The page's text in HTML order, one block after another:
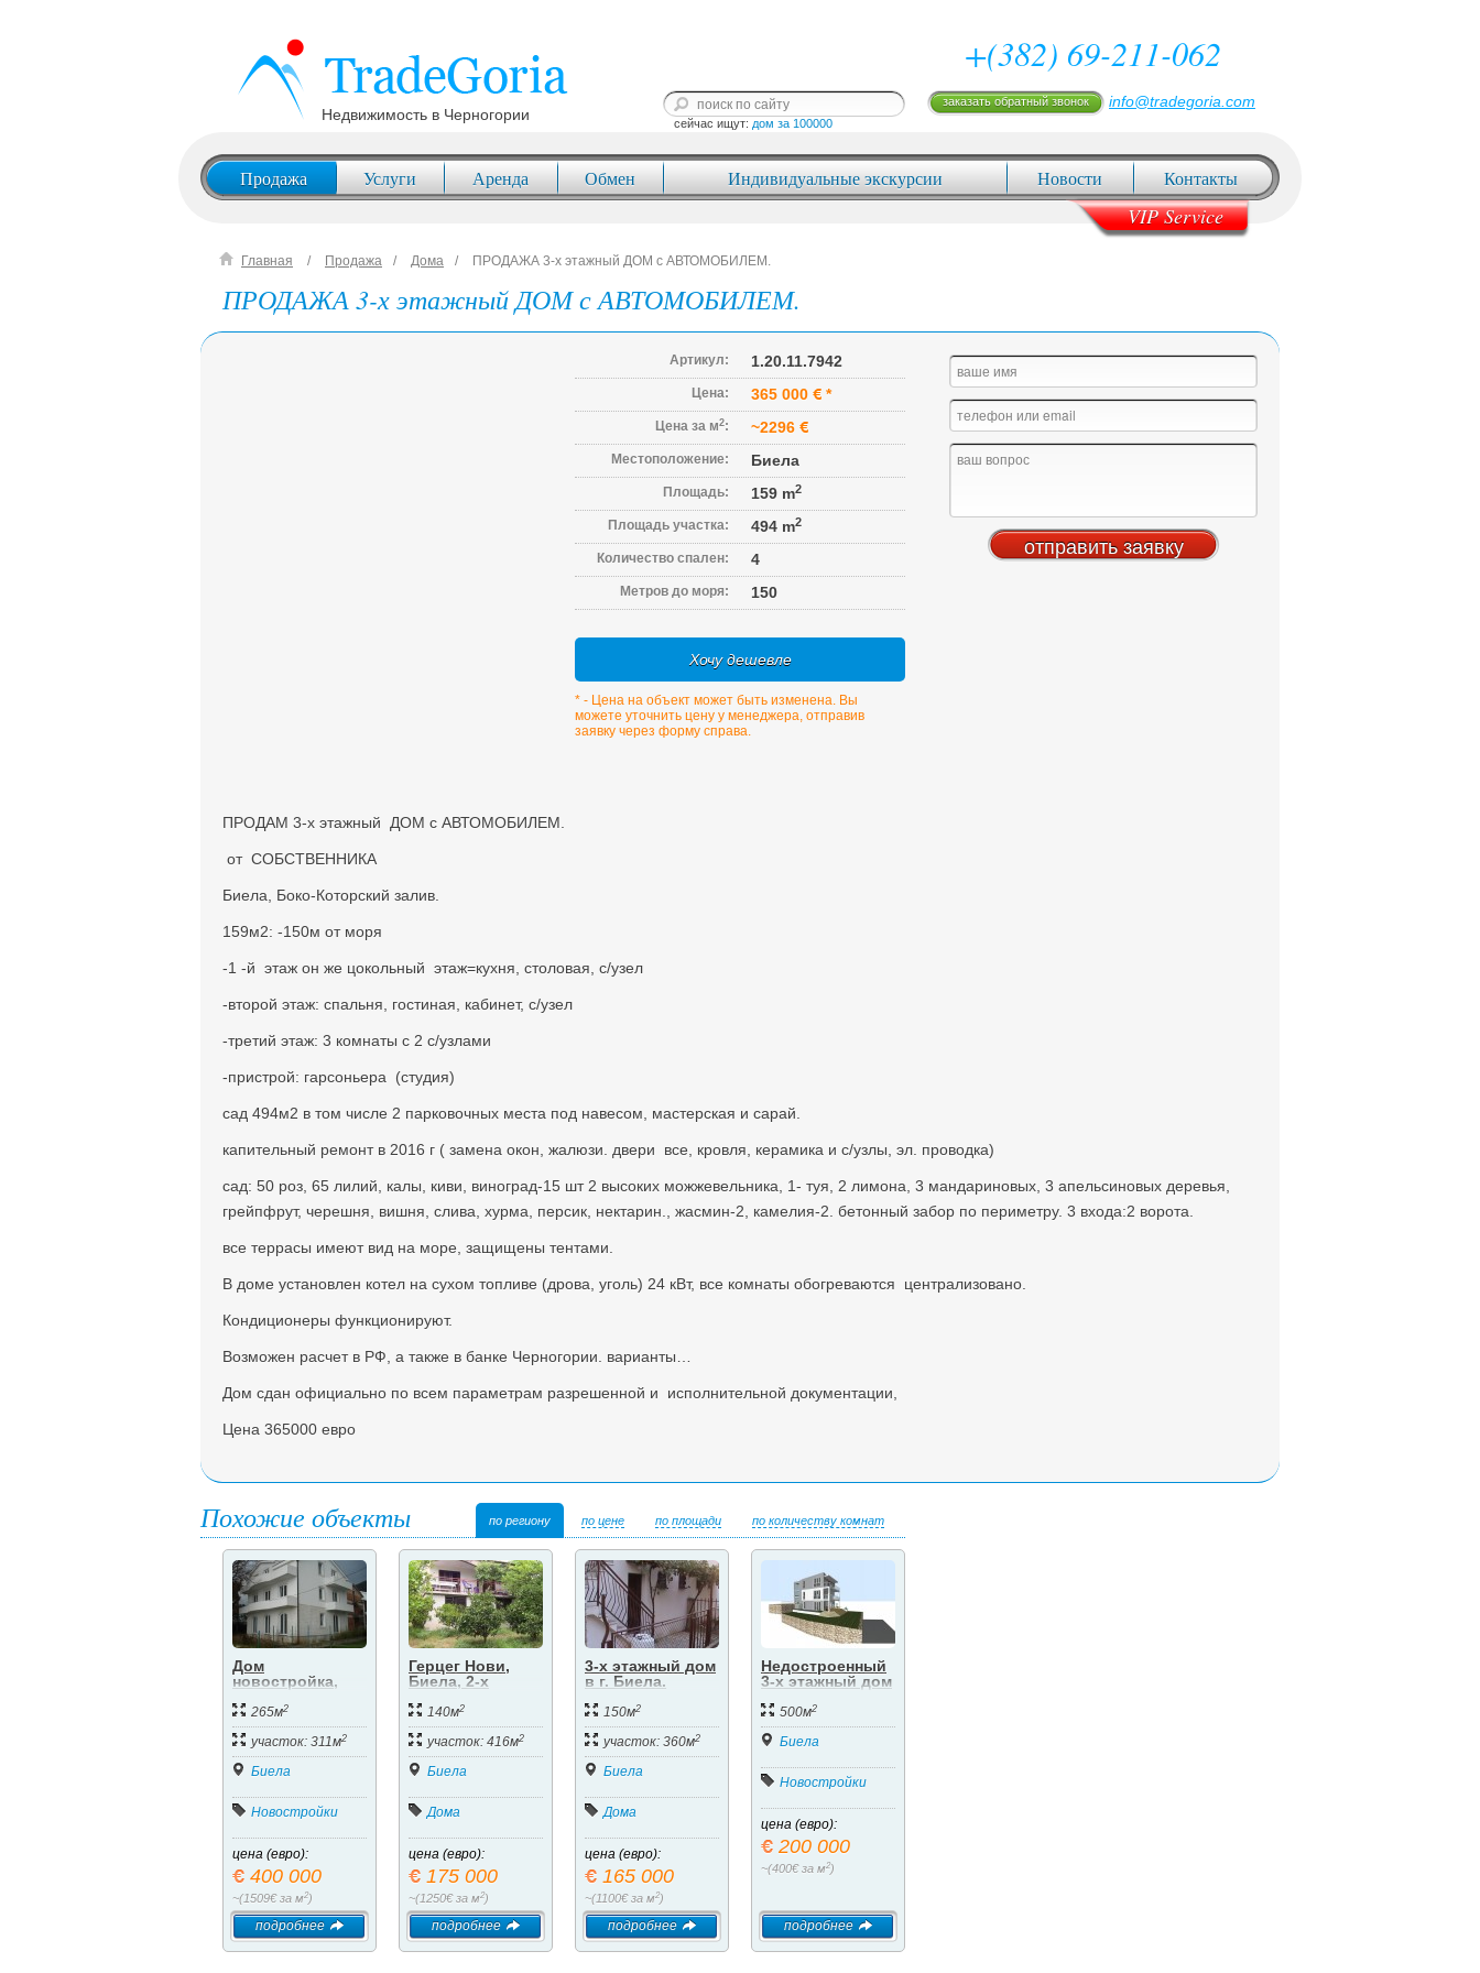
Недвижимость в Черногории
+(382) 69-211-062
сейчас ищут: дом за 100000
заказать обратный звонок info@tradegoria.com
Продажа Услуги Аренда Обмен Индивидуальные экскурсии Новости Контакты
VIP Service
Главная Продажа Дома ПРОДАЖА 3-х этажный ДОМ с АВТОМОБИЛЕМ.
ПРОДАЖА 3-х этажный ДОМ с АВТОМОБИЛЕМ.
Артикул: 1.20.11.7942
Цена: 365 000 *
Цена за м2: ~2296
Местоположение: Биела
Площадь: 159 m2
Площадь участка: 494 m2
Количество спален: 4
Метров до моря: 150
Хочу дешевле
* - Цена на объект может быть изменена. Вы
можете уточнить цену у менеджера, отправив
заявку через форму справа.
ПРОДАМ 3-х этажный ДОМ с АВТОМОБИЛЕМ.
от СОБСТВЕННИКА
Биела, Боко-Которский залив.
159м2: -150м от моря
-1 -й этаж он же цокольный этаж=кухня, столовая, с/узел
-второй этаж: спальня, гостиная, кабинет, с/узел
-третий этаж: 3 комнаты с 2 с/узлами
-пристрой: гарсоньера (студия)
сад 494м2 в том числе 2 парковочных места под навесом, мастерская и сарай.
капительный ремонт в 2016 г ( замена окон, жалюзи. двери все, кровля, керамика и с/узлы, эл. проводка)
сад: 50 роз, 65 лилий, калы, киви, виноград-15 шт 2 высоких можжевельника, 1- туя, 2 лимона, 3 мандариновых, 3 апельсиновых деревья,
грейпфрут, черешня, вишня, слива, хурма, персик, нектарин., жасмин-2, камелия-2. бетонный забор по периметру. 3 входа:2 ворота.
все террасы имеют вид на море, защищены тентами.
В доме установлен котел на сухом топливе (дрова, уголь) 24 кВт, все комнаты обогреваются централизовано.
Кондиционеры функционируют.
Возможен расчет в РФ, а также в банке Черногории. варианты…
Дом сдан официально по всем параметрам разрешенной и исполнительной документации,
Цена 365000 евро
Похожие объекты по региону по цене по площади по количеству комнат
Дом
новостройка,
береговая
линия.
265м2
участок: 311м2
Биела
Новостройки
цена (евро):
400 000
~(1509€ за м2)
подробнее
Герцег Нови,
Биела, 2-х
80-и метрах от
моря. .
140м2
участок: 416м2
Биела
Дома
цена (евро):
175 000
~(1250€ за м2)
подробнее
3-х этажный дом
в г. Биела.
150м2
участок: 360м2
Биела
Дома
цена (евро):
165 000
~(1100€ за м2)
подробнее
Недостроенный
3-х этажный дом
Нови.
500м2
Биела
Новостройки
цена (евро):
200 000
~(400€ за м2)
подробнее